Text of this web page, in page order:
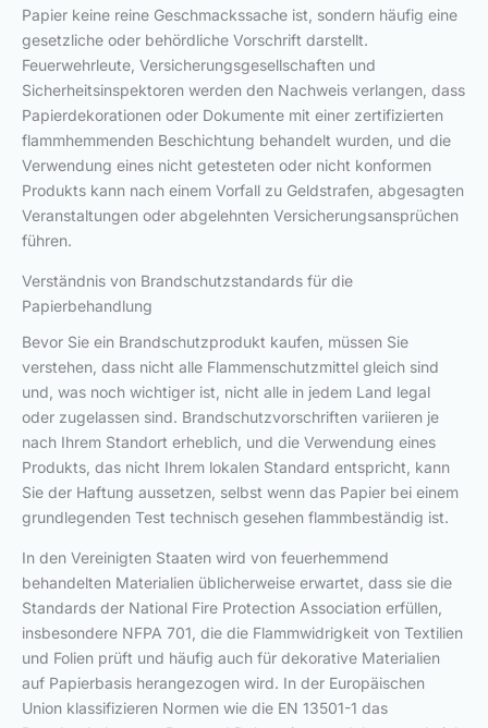
Papier keine reine Geschmackssache ist, sondern häufig eine
gesetzliche oder behördliche Vorschrift darstellt.
Feuerwehrleute, Versicherungsgesellschaften und
Sicherheitsinspektoren werden den Nachweis verlangen, dass
Papierdekorationen oder Dokumente mit einer zertifizierten
flammhemmenden Beschichtung behandelt wurden, und die
Verwendung eines nicht getesteten oder nicht konformen
Produkts kann nach einem Vorfall zu Geldstrafen, abgesagten
Veranstaltungen oder abgelehnten Versicherungsansprüchen
führen.
Verständnis von Brandschutzstandards für die
Papierbehandlung
Bevor Sie ein Brandschutzprodukt kaufen, müssen Sie
verstehen, dass nicht alle Flammenschutzmittel gleich sind
und, was noch wichtiger ist, nicht alle in jedem Land legal
oder zugelassen sind. Brandschutzvorschriften variieren je
nach Ihrem Standort erheblich, und die Verwendung eines
Produkts, das nicht Ihrem lokalen Standard entspricht, kann
Sie der Haftung aussetzen, selbst wenn das Papier bei einem
grundlegenden Test technisch gesehen flammbeständig ist.
In den Vereinigten Staaten wird von feuerhemmend
behandelten Materialien üblicherweise erwartet, dass sie die
Standards der National Fire Protection Association erfüllen,
insbesondere NFPA 701, die die Flammwidrigkeit von Textilien
und Folien prüft und häufig auch für dekorative Materialien
auf Papierbasis herangezogen wird. In der Europäischen
Union klassifizieren Normen wie die EN 13501-1 das